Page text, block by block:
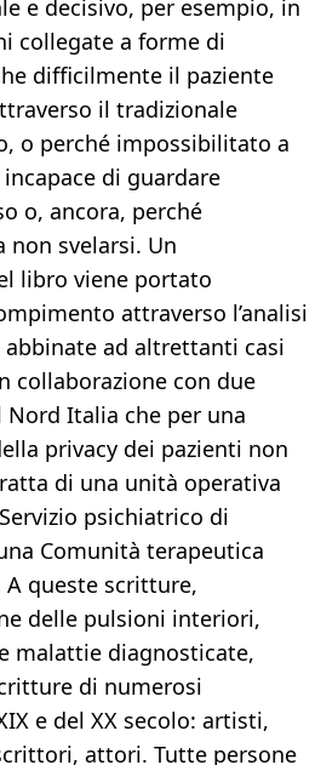
e decisivo, per esempio, in
collegate a forme di
difficilmente il paziente
il tradizionale
o perché impossibilitato a
di guardare
o, ancora, perché
non svelarsi. Un
libro viene portato
attraverso l’analisi
ad altrettanti casi
collaborazione con due
Italia che per una
privacy dei pazienti non
di una unità operativa
psichiatrico di
Comunità terapeutica
queste scritture,
delle pulsioni interiori,
malattie diagnosticate,
di numerosi
e del XX secolo: artisti,
attori. Tutte persone